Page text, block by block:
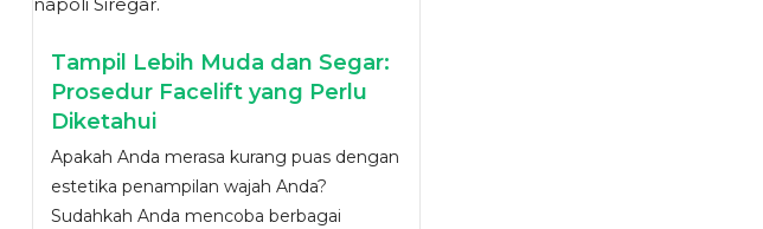
Tampil Lebih Muda dan Segar:
Prosedur Facelift yang Perlu
Diketahui
Apakah Anda merasa kurang puas dengan
estetika penampilan wajah Anda?
Sudahkah Anda mencoba berbagai